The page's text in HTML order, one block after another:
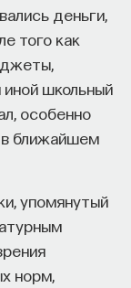
деньги,
того как
школьный
особенно
в ближайшем
упомянутый
норм,